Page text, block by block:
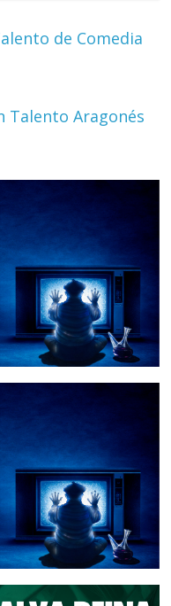
de Comedia
Talento Aragonés